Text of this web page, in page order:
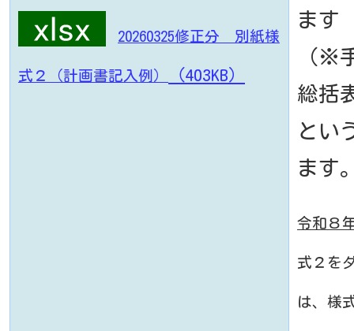
20260325修正分 別紙様
式２（計画書記入例） （403KB）
ます
（※
総括
とい
ます
令和８
式２を
は、様